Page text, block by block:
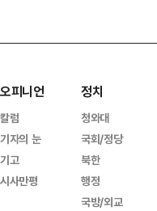
오피니언
칼럼
기자의 눈
기고
시사만평
정치
청와대
국회/정당
북한
행정
국방/외교